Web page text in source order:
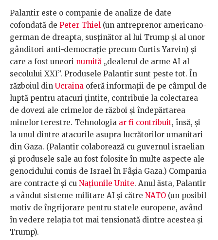
Palantir este o companie de analize de date
cofondată de Peter Thiel (un antreprenor americano-
german de dreapta, susținător al lui Trump și al unor
gânditori anti-democrație precum Curtis Yarvin) și
care a fost uneori numită „dealerul de arme AI al
secolului XXI”. Produsele Palantir sunt peste tot. În
războiul din Ucraina oferă informații de pe câmpul de
luptă pentru atacuri țintite, contribuie la colectarea
de dovezi ale crimelor de război și îndepărtarea
minelor terestre. Tehnologia ar fi contribuit, însă, și
la unul dintre atacurile asupra lucrătorilor umanitari
din Gaza. (Palantir colaborează cu guvernul israelian
și produsele sale au fost folosite în multe aspecte ale
genocidului comis de Israel în Fâșia Gaza.) Compania
are contracte și cu Națiunile Unite. Anul ăsta, Palantir
a vândut sisteme militare AI și către NATO (un posibil
motiv de îngrijorare pentru statele europene, având
în vedere relația tot mai tensionată dintre acestea și
Trump).